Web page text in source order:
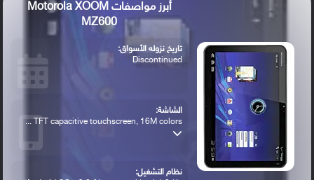
أبرز مواصفات Motorola XOOM
MZ600
تاريخ نزوله الأسواق:
Discontinued
الشاشة:
TFT capacitive touchscreen, 16M colors ...
نظام التشغيل: